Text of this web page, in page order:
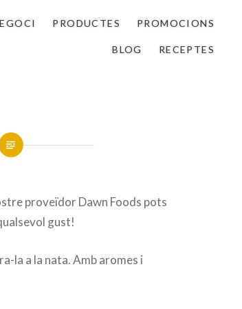
PRODUCTES PROMOCIONS
BLOG RECEPTES
proveïdor Dawn Foods pots
gust!
la a la nata. Amb aromes i